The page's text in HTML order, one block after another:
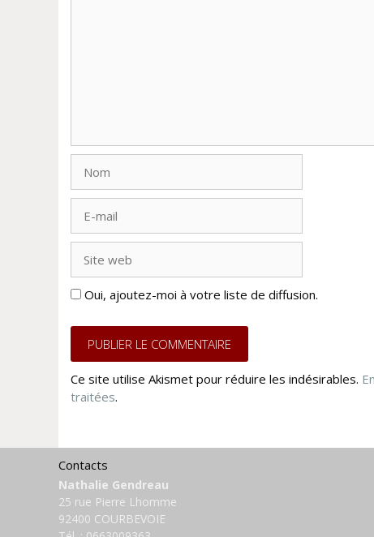
mail
web
Oui, ajoutez-moi à votre liste de diffusion.
Ce site utilise Akismet pour réduire les indésirables.
traitées.
Contacts
Nathalie Gendreau
25 rue Pierre Lhomme
92400 COURBEVOIE